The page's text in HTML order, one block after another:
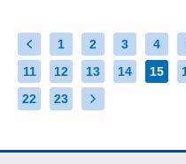
1 2 3 4
11
12 13 14 15
22
23